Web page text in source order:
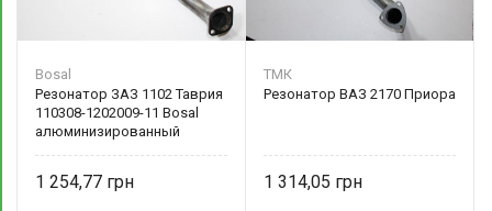
Bosal
Резонатор ЗАЗ 1102 Таврия
110308-1202009-11 Bosal
алюминизированный
1 254,77
ТМК
Резонатор ВАЗ 2170 Приора
1 314,05